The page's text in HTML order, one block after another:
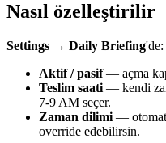
Nasıl özelleştirilir
Settings → Daily Briefing'de:
Aktif / pasif— açma
Teslim saati — kendi
7-9 AM seçer.
Zaman dilimi —
override edebilirsin.